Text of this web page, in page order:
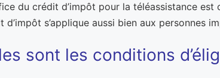
du crédit d’impôt pour la téléassistance
d’impôt s’applique aussi bien aux personnes
sont les conditions